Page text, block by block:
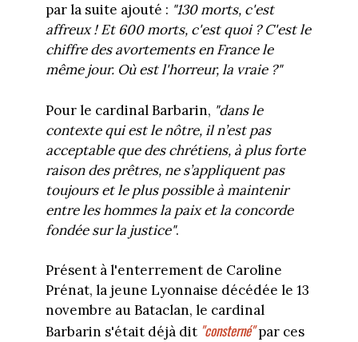
par la suite ajouté : "130 morts, c'est
affreux ! Et 600 morts, c'est quoi ? C'est le
chiffre des avortements en France le
même jour. Où est l'horreur, la vraie ?"
Pour le cardinal Barbarin, "dans le
contexte qui est le nôtre, il n’est pas
acceptable que des chrétiens, à plus forte
raison des prêtres, ne s’appliquent pas
toujours et le plus possible à maintenir
entre les hommes la paix et la concorde
fondée sur la justice".
Présent à l'enterrement de Caroline
Prénat, la jeune Lyonnaise décédée le 13
novembre au Bataclan, le cardinal
Barbarin s'était déjà dit "consterné"par ces